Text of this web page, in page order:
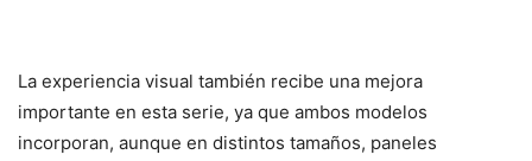
La experiencia visual también recibe una mejora
importante en esta serie, ya que ambos modelos
incorporan, aunque en distintos tamaños, paneles